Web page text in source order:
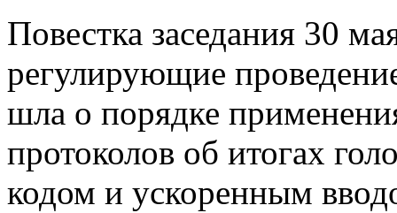
Повестка заседания 30
регулирующие
шла о порядке
протоколов об итогах
кодом и ускоренным